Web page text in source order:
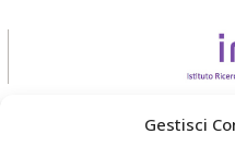
Gestisci